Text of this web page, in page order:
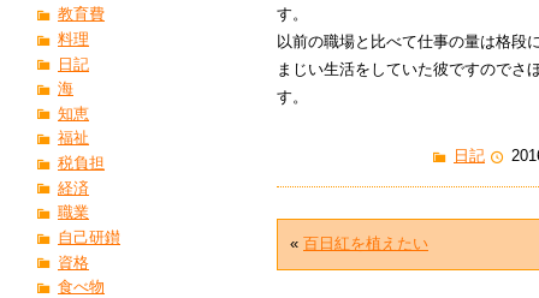
す。
以前の職場と比べて仕事の量は格段
まじい生活をしていた彼ですのでさ
す。
日記
« 百日紅を植えたい
教育費
料理
日記
海
知恵
福祉
税負担
経済
職業
自己研鑚
資格
食べ物